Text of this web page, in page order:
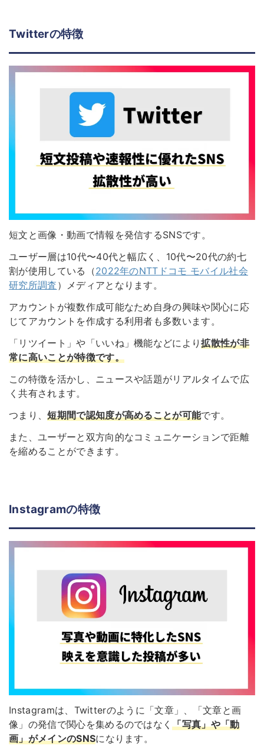
Twitterの特徴
短文と画像・動画で情報を発信するSNSです。
ユーザー層は10代〜40代と幅広く、10代〜20代の約七
割が使用している（2022年のNTTドコモ モバイル社会
研究所調査 ）メディアとなります。
アカウントが複数作成可能なため自身の興味や関心に応
じてアカウントを作成する利用者も多数います。
「リツイート」や「いいね」機能などにより拡散性が非
常に高いことが特徴です。
この特徴を活かし、ニュースや話題がリアルタイムで広
く共有されます。
つまり、短期間で認知度が高めることが可能です。
また、ユーザーと双方向的なコミュニケーションで距離
を縮めることができます。
Instagramの特徴
Instagramは、Twitterのように「文章」、「文章と画
像」の発信で関心を集めるのではなく「写真」や「動
画」がメインのSNSになります。